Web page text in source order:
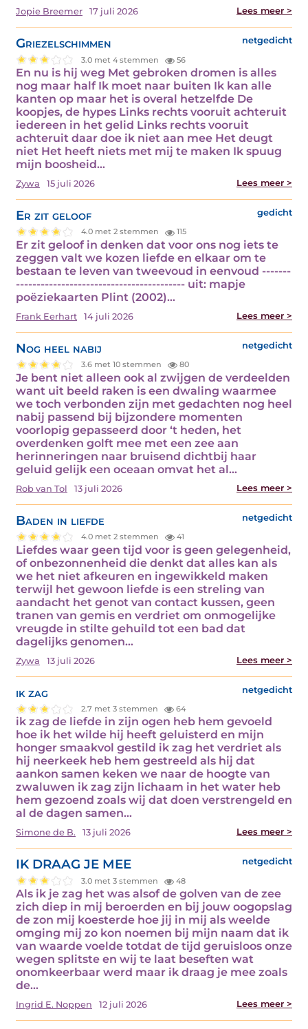
Jopie Breemer 17 juli 2026 Lees meer >
Griezelschimmen netgedicht
3.0 met 4 stemmen 56
En nu is hij weg Met gebroken dromen is alles
nog maar half Ik moet naar buiten Ik kan alle
kanten op maar het is overal hetzelfde De
koopjes, de hypes Links rechts vooruit achteruit
iedereen in het gelid Links rechts vooruit
achteruit daar doe ik niet aan mee Het deugt
niet Het heeft niets met mij te maken Ik spuug
mijn boosheid…
Zywa 15 juli 2026 Lees meer >
Er zit geloof gedicht
4.0 met 2 stemmen 115
Er zit geloof in denken dat voor ons nog iets te
zeggen valt we kozen liefde en elkaar om te
bestaan te leven van tweevoud in eenvoud -------
----------------------------------------- uit: mapje
poëziekaarten Plint (2002)…
Frank Eerhart 14 juli 2026 Lees meer >
Nog heel nabij netgedicht
3.6 met 10 stemmen 80
Je bent niet alleen ook al zwijgen de verdeelden
want uit beeld raken is een dwaling waarmee
we toch verbonden zijn met gedachten nog heel
nabij passend bij bijzondere momenten
voorlopig gepasseerd door ‘t heden, het
overdenken golft mee met een zee aan
herinneringen naar bruisend dichtbij haar
geluid gelijk een oceaan omvat het al…
Rob van Tol 13 juli 2026 Lees meer >
Baden in liefde netgedicht
4.0 met 2 stemmen 41
Liefdes waar geen tijd voor is geen gelegenheid,
of onbezonnenheid die denkt dat alles kan als
we het niet afkeuren en ingewikkeld maken
terwijl het gewoon liefde is een streling van
aandacht het genot van contact kussen, geen
tranen van gemis en verdriet om onmogelijke
vreugde in stilte gehuild tot een bad dat
dagelijks genomen…
Zywa 13 juli 2026 Lees meer >
ik zag netgedicht
2.7 met 3 stemmen 64
ik zag de liefde in zijn ogen heb hem gevoeld
hoe ik het wilde hij heeft geluisterd en mijn
honger smaakvol gestild ik zag het verdriet als
hij neerkeek heb hem gestreeld als hij dat
aankon samen keken we naar de hoogte van
zwaluwen ik zag zijn lichaam in het water heb
hem gezoend zoals wij dat doen verstrengeld en
al de dagen samen…
Simone de B. 13 juli 2026 Lees meer >
IK DRAAG JE MEE netgedicht
3.0 met 3 stemmen 48
Als ik je zag het was alsof de golven van de zee
zich diep in mij beroerden en bij jouw oogopslag
de zon mij koesterde hoe jij in mij als weelde
omging mij zo kon noemen bij mijn naam dat ik
van waarde voelde totdat de tijd geruisloos onze
wegen splitste en wij te laat beseften wat
onomkeerbaar werd maar ik draag je mee zoals
de…
Ingrid E. Noppen 12 juli 2026 Lees meer >